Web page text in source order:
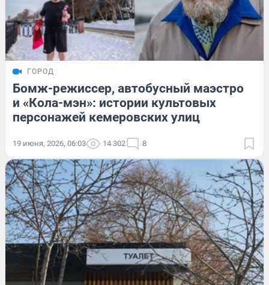
ГОРОД
Бомж-режиссер, автобусный маэстро
и «Кола-мэн»: истории культовых
персонажей кемеровских улиц
19 июня, 2026, 06:03 14 302 8